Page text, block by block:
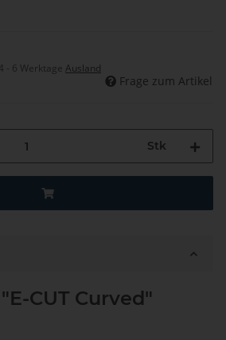
4 - 6 Werktage Ausland
Frage zum Artikel
Stk
CUT Curved"